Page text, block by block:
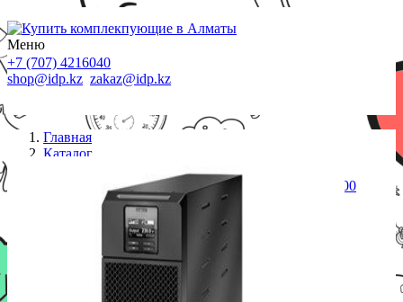
Меню
+7 (707) 4216040
shop@idp.kz zakaz@idp.kz
Главная
Каталог
ИБП APC/SRT6KXLI/Smart/On-Line/R-T/IEC/6 000
VА/6 000 W